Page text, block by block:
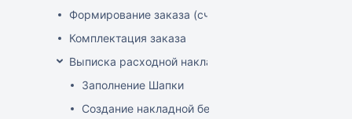
Формирование заказа (счета-фактуры)
Комплектация заказа
Выписка расходной накладной
Заполнение Шапки
Создание накладной без заказа